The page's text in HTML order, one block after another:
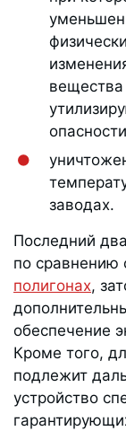
вещества
заводах.
Последний
по сравнению
полигонах,
обеспечение
Кроме того,
подлежит
устройство